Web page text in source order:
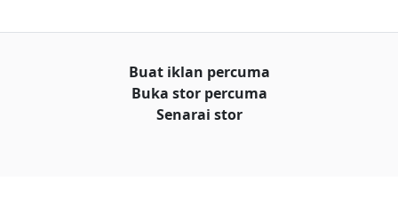
Buat iklan percuma
Buka stor percuma
Senarai stor